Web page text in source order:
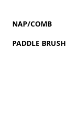
NAP/COMB
PADDLE BRUSH